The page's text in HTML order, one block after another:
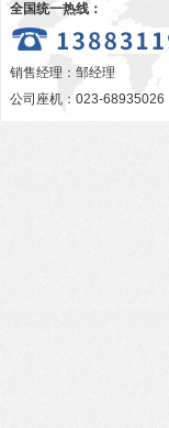
全国统一热线：
销售经理：邹经理
公司座机：023-68935026